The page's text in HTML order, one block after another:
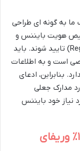
ما به گونه ای طراحی
هویت بایننس و
اپلیکیشن های تست معتبر (مانند Regula) تایید شوند. باید
است و به اطلاعات
بنابراین، ادعای
مدارک جعلی
نیاز خود بایننس